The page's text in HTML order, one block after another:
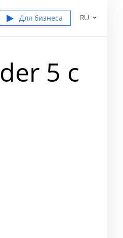
Для бизнеса RU
5 с